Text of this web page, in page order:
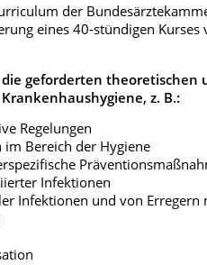
der
eines 40-stündigen Kurses
geforderten theoretischen
z. B.:
Regelungen
Bereich der Hygiene
Infektionen
Infektionen und von Erregern